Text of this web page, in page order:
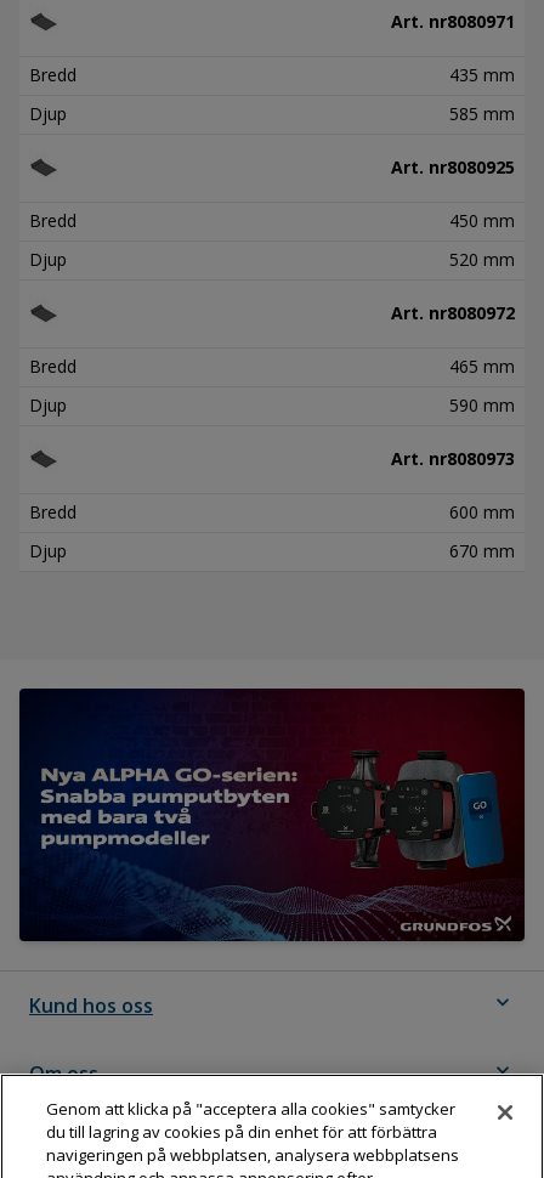
Art. nr8080971
Bredd
435 mm
Djup
585 mm
Art. nr8080925
Bredd
450 mm
Djup
520 mm
Art. nr8080972
Bredd
465 mm
Djup
590 mm
Art. nr8080973
Bredd
600 mm
Djup
670 mm
Kund hos oss expand_more
Om oss expand_more
Följ Dahl
Genom att klicka på "acceptera alla cookies" samtycker
du till lagring av cookies på din enhet för att förbättra
navigeringen på webbplatsen, analysera webbplatsens